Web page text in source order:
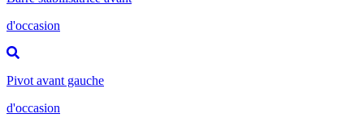
d'occasion
Pivot avant gauche
d'occasion